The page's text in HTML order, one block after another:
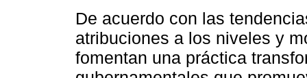
De acuerdo con las
atribuciones a los niveles y
fomentan una práctica